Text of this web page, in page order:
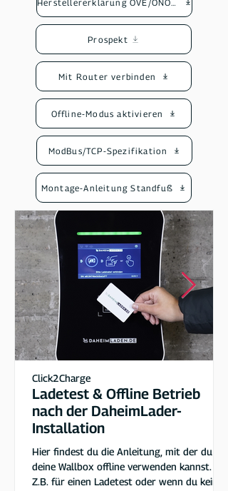
Prospekt
Mit Router verbinden
Offline-Modus aktivieren
ModBus/TCP-Spezifikation
Montage-Anleitung Standfuß
Ladetest & Offline Betrieb
nach der DaheimLader-
Installation
Hier findest du die Anleitung, mit der du
deine Wallbox offline verwenden kannst.
Z.B. für einen Ladetest oder wenn du keine
Click2Charge